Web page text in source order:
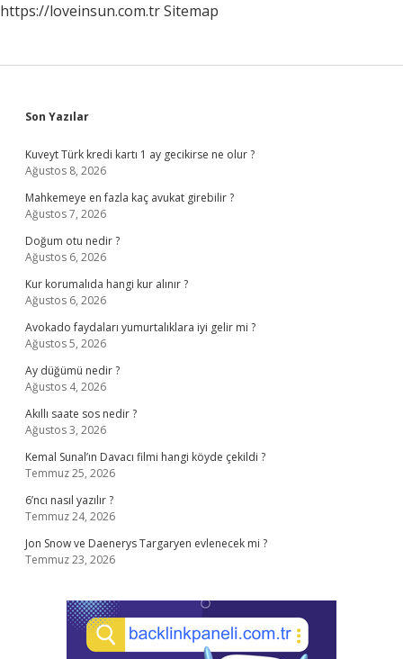
https://loveinsun.com.trSitemap
Sidebar
Son Yazılar
Kuveyt Türk kredi kartı 1 ay gecikirse ne olur ?
Ağustos 8, 2026
Mahkemeye en fazla kaç avukat girebilir ?
Ağustos 7, 2026
Doğum otu nedir ?
Ağustos 6, 2026
Kur korumalıda hangi kur alınır ?
Ağustos 6, 2026
Avokado faydaları yumurtalıklara iyi gelir mi ?
Ağustos 5, 2026
Ay düğümü nedir ?
Ağustos 4, 2026
Akıllı saate sos nedir ?
Ağustos 3, 2026
Kemal Sunal’ın Davacı filmi hangi köyde çekildi ?
Temmuz 25, 2026
6’ncı nasıl yazılır ?
Temmuz 24, 2026
Jon Snow ve Daenerys Targaryen evlenecek mi ?
Temmuz 23, 2026